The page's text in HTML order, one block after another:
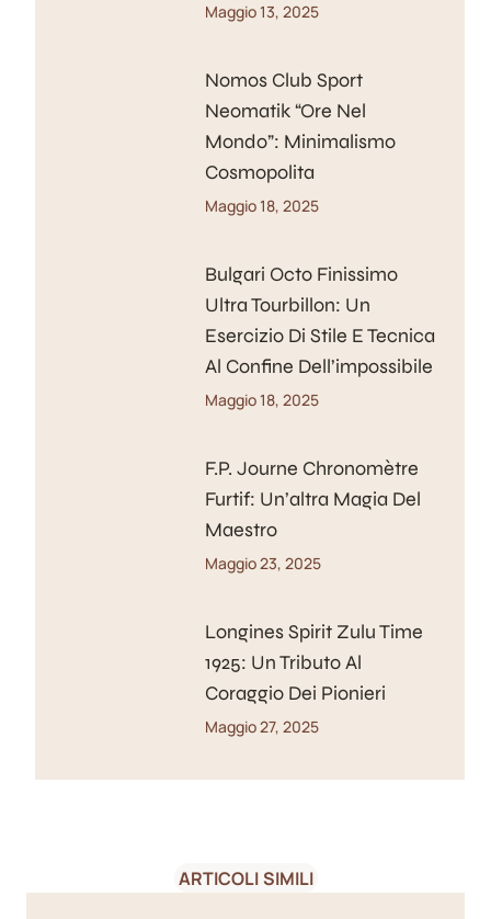
Maggio 13, 2025
Nomos Club Sport
Neomatik “Ore Nel
Mondo”: Minimalismo
Cosmopolita
Maggio 18, 2025
Bulgari Octo Finissimo
Ultra Tourbillon: Un
Esercizio Di Stile E Tecnica
Al Confine Dell’impossibile
Maggio 18, 2025
F.P. Journe Chronomètre
Furtif: Un’altra Magia Del
Maestro
Maggio 23, 2025
Longines Spirit Zulu Time
1925: Un Tributo Al
Coraggio Dei Pionieri
Maggio 27, 2025
ARTICOLI SIMILI